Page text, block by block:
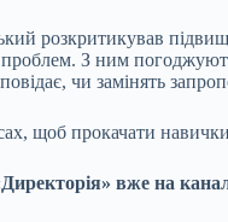
розкритикував
проблем. З ним
чи замінять
щоб прокачати
вже на